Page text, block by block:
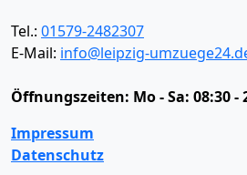
Tel.: 01579-2482307
E-Mail: info@leipzig-
Öffnungszeiten: Mo - Sa: 08:30 -
Impressum
Datenschutz